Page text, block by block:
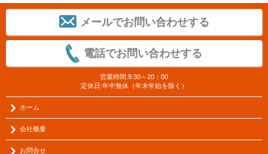
メールでお問い合わせする
電話でお問い合わせする
営業時間:9:30～20：00
定休日:年中無休（年末年始を除く）
ホーム
会社概要
お問合せ